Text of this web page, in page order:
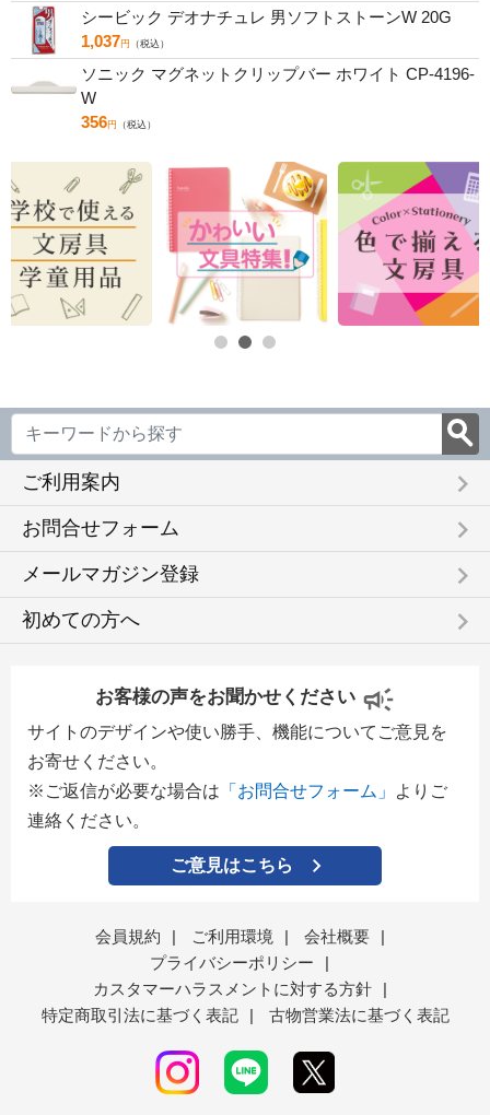
シービック デオナチュレ 男ソフトストーンW 20G
1,037円 （税込）
ソニック マグネットクリップバー ホワイト CP-4196-
W
356円 （税込）
ご利用案内 keyboard_arrow_right
お問合せフォーム keyboard_arrow_right
メールマガジン登録 keyboard_arrow_right
初めての方へ keyboard_arrow_right
お客様の声をお聞かせください
サイトのデザインや使い勝手、機能についてご意見を
お寄せください。
※ご返信が必要な場合は 「お問合せフォーム」
よりご
連絡ください。
ご意見はこちら
会員規約 | ご利用環境 | 会社概要
|
プライバシーポリシー
|
カスタマーハラスメントに対する方針
|
特定商取引法に基づく表記
| 古物営業法に基づく表記